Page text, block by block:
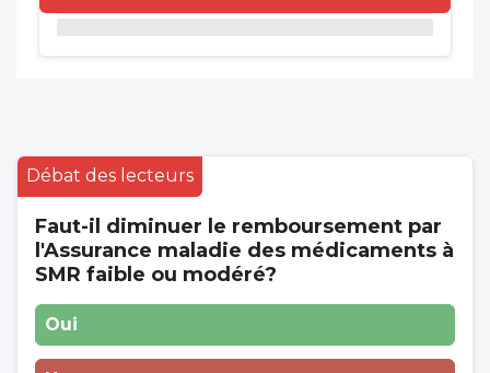
Débat des lecteurs
Faut-il diminuer le remboursement par
l'Assurance maladie des médicaments à
SMR faible ou modéré?
Oui